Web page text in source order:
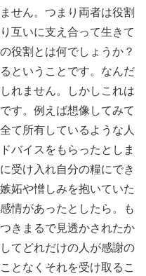
せん。つまり両者は役割
互いに支え合って生きて
役割とは何でしょうか？
ということです。なんだ
れません。しかしこれは
す。例えば想像してみて
て所有しているような人
バイスをもらったとしま
受け入れ自分の糧にでき
妬や憎しみを抱いていた
情があったとしたら。も
きまるで見透かされたか
てどれだけの人が感謝の
となくそれを受け取るこ